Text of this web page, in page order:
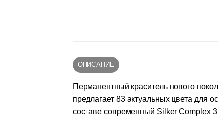
ОПИСАНИЕ
Перманентный краситель нового
предлагает 83 актуальных цвета для
составе современный Silker Complex